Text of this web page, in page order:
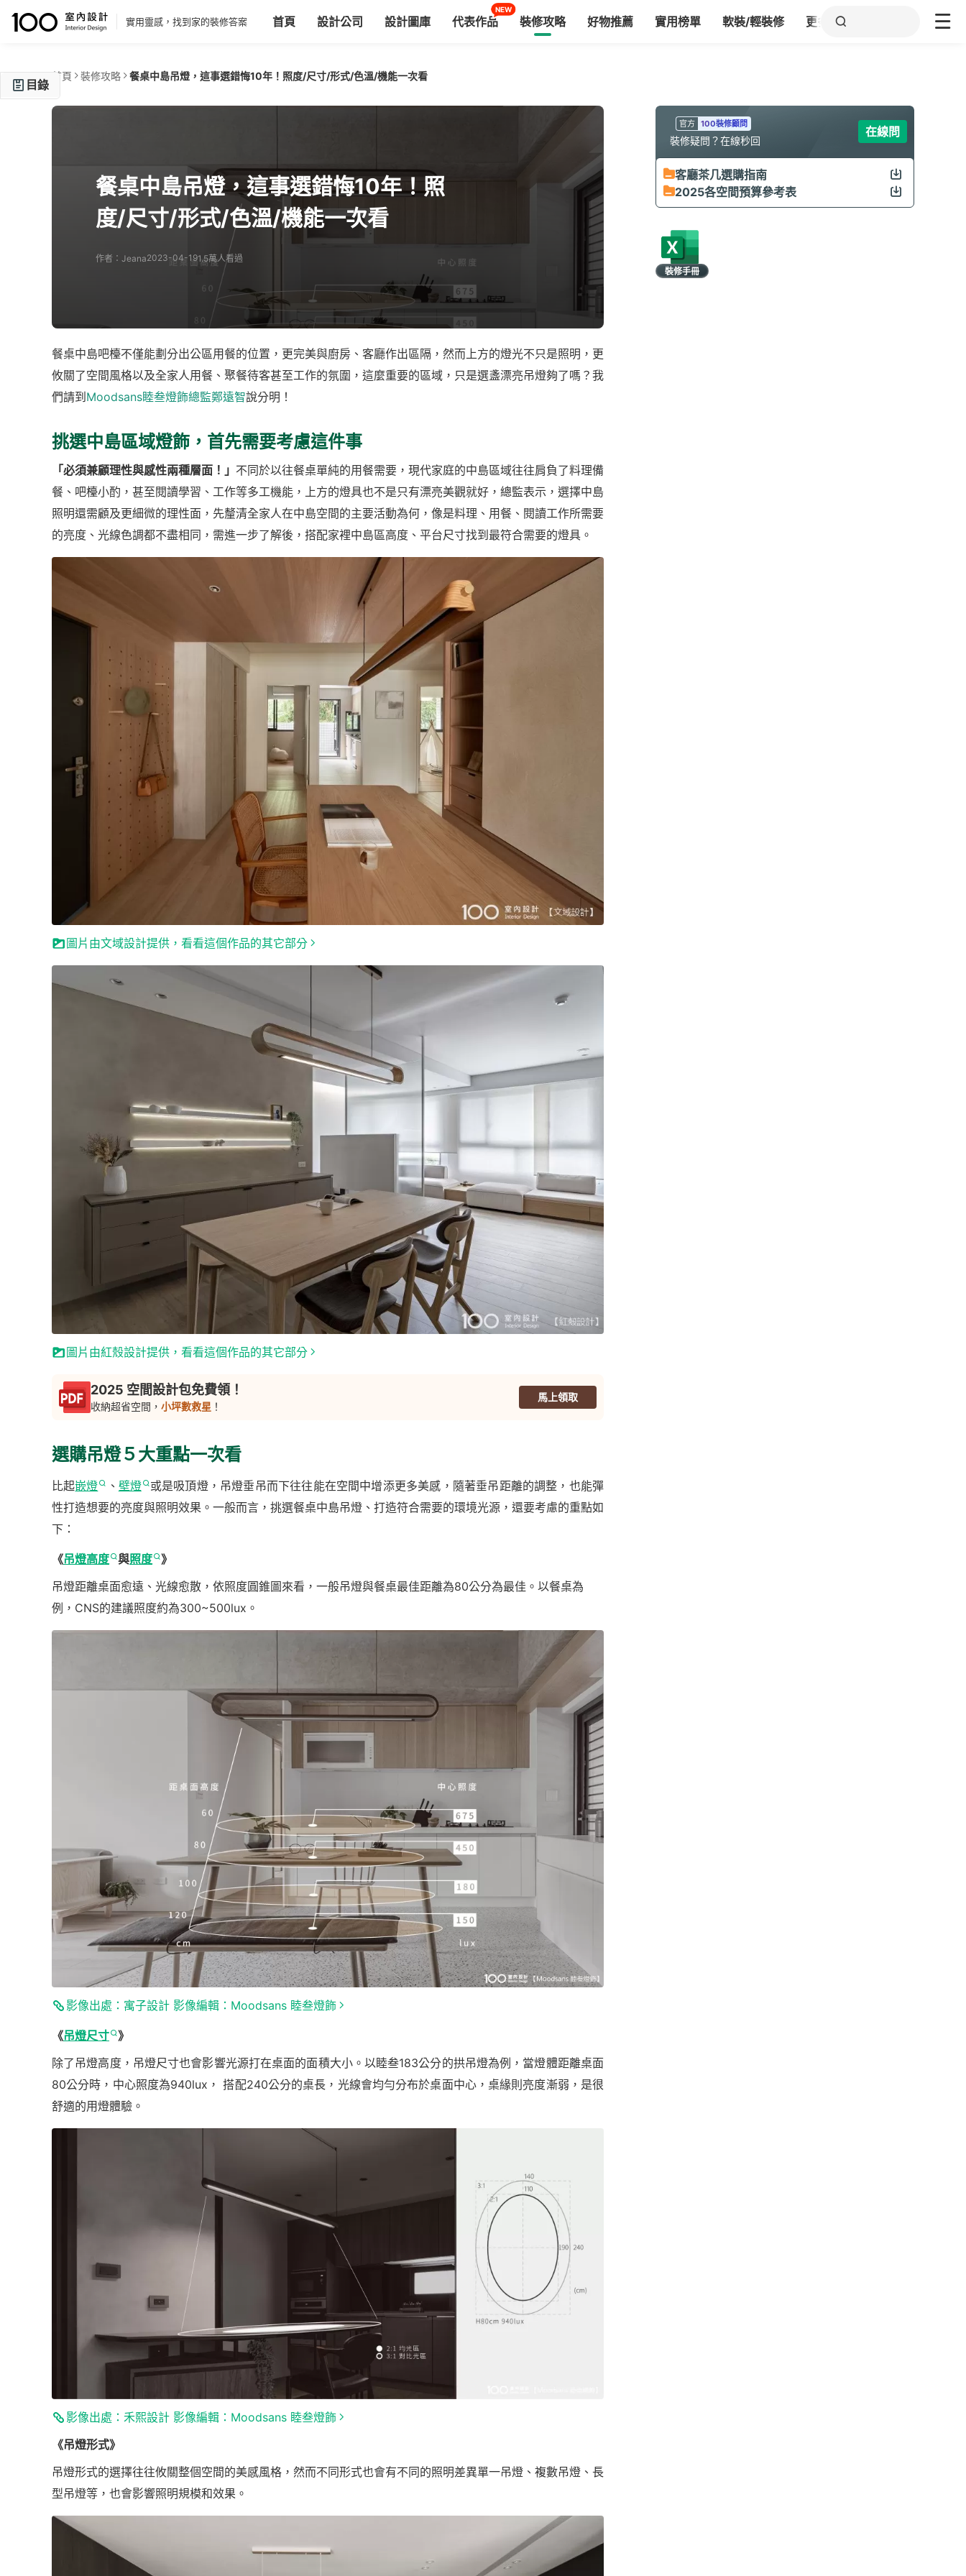
實用靈感，找到家的裝修答案 首頁 設計公司 設計圖庫
NEW
代表作品 裝修攻略 好物推薦 實用榜單 軟裝/輕裝修 更多
首頁 裝修攻略 餐桌中島吊燈，這事選錯悔10年！照度/尺寸/形式/色溫/機能一次看
餐桌中島吊燈，這事選錯悔10年！照
度/尺寸/形式/色溫/機能一次看
作者：Jeana2023-04-191.5萬人看過
餐桌中島吧檯不僅能劃分出公區用餐的位置，更完美與廚房、客廳作出區隔，然而上方的燈光不只是照明，更
攸關了空間風格以及全家人用餐、聚餐待客甚至工作的氛圍，這麼重要的區域，只是選盞漂亮吊燈夠了嗎？我
們請到 Moodsans睦叁燈飾總監鄭遠智說分明！
挑選中島區域燈飾，首先需要考慮這件事
「必須兼顧理性與感性兩種層面！」 不同於以往餐桌單純的用餐需要，現代家庭的中島區域往往肩負了料理備
餐、吧檯小酌，甚至閱讀學習、工作等多工機能，上方的燈具也不是只有漂亮美觀就好，總監表示，選擇中島
照明還需顧及更細微的理性面，先釐清全家人在中島空間的主要活動為何，像是料理、用餐、閱讀工作所需要
的亮度、光線色調都不盡相同，需進一步了解後，搭配家裡中島區高度、平台尺寸找到最符合需要的燈具。
圖片由文域設計提供，看看這個作品的其它部分
圖片由紅殼設計提供，看看這個作品的其它部分
2025 空間設計包免費領！
收納超省空間， 小坪數救星 ！
馬上領取
選購吊燈５大重點一次看
比起嵌燈 、 壁燈
或是吸頂燈，吊燈垂吊而下往往能在空間中增添更多美感，隨著垂吊距離的調整，也能彈
性打造想要的亮度與照明效果。一般而言，挑選餐桌中島吊燈、打造符合需要的環境光源，還要考慮的重點如
下：
《吊燈高度 與照度 》
吊燈距離桌面愈遠、光線愈散，依照度圓錐圖來看，一般吊燈與餐桌最佳距離為80公分為最佳。以餐桌為
例，CNS的建議照度約為300~500lux。
影像出處：寓子設計 影像編輯：Moodsans 睦叁燈飾
《吊燈尺寸 》
除了吊燈高度，吊燈尺寸也會影響光源打在桌面的面積大小。以睦叁183公分的拱吊燈為例，當燈體距離桌面
80公分時，中心照度為940lux， 搭配240公分的桌長，光線會均勻分布於桌面中心，桌緣則亮度漸弱，是很
舒適的用燈體驗。
影像出處：禾熙設計 影像編輯：Moodsans 睦叁燈飾
《吊燈形式》
吊燈形式的選擇往往攸關整個空間的美感風格，然而不同形式也會有不同的照明差異單一吊燈、複數吊燈、長
型吊燈等，也會影響照明規模和效果。
官方 100裝修顧問
裝修疑問？在線秒回
在線問
客廳茶几選購指南
2025各空間預算參考表
裝修手冊
目錄